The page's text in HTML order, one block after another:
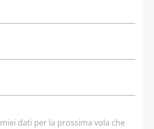
dati per la prossima vola che